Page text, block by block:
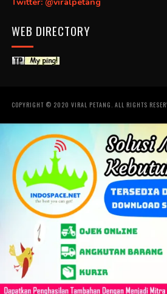
Twitter: @viralpetang
WEB DIRECTORY
COPYRIGHT © 2020 VIRAL PETANG. ALL RIGHTS